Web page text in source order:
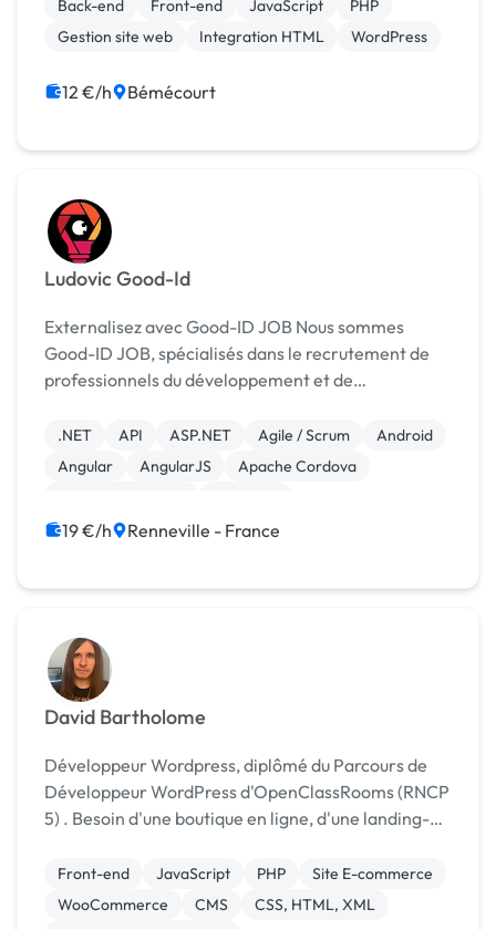
Back-end Front-end JavaScript
PHP
Gestion site web
Integration HTML WordPress
12 €/h Bémécourt
Ludovic Good-Id
Externalisez avec Good-ID JOB Nous sommes
Good-ID JOB, spécialisés dans le recrutement de
professionnels du développement et de
société soutient des entreprises à l’international en
leur offrant d...
.NET API ASP.NET Agile / Scrum
Android
Angular
AngularJS
Apache Cordova
19 €/h Renneville - France
David Bartholome
Développeur Wordpress, diplômé du Parcours de
Développeur WordPress d'OpenClassRooms (RNCP
5) . Besoin d'une boutique en ligne, d'une landing-
Fort de 2 années d'expérience dans le domaine, j...
Front-end JavaScript PHP
Site E-commerce
WooCommerce
CMS
CSS, HTML, XML